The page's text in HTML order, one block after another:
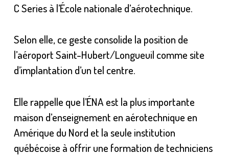
C Series à l’École nationale d’aérotechnique.
Selon elle, ce geste consolide la position de
l’aéroport Saint-Hubert/Longueuil comme site
d’implantation d’un tel centre.
Elle rappelle que l’ÉNA est la plus importante
maison d’enseignement en aérotechnique en
Amérique du Nord et la seule institution
québécoise à offrir une formation de techniciens